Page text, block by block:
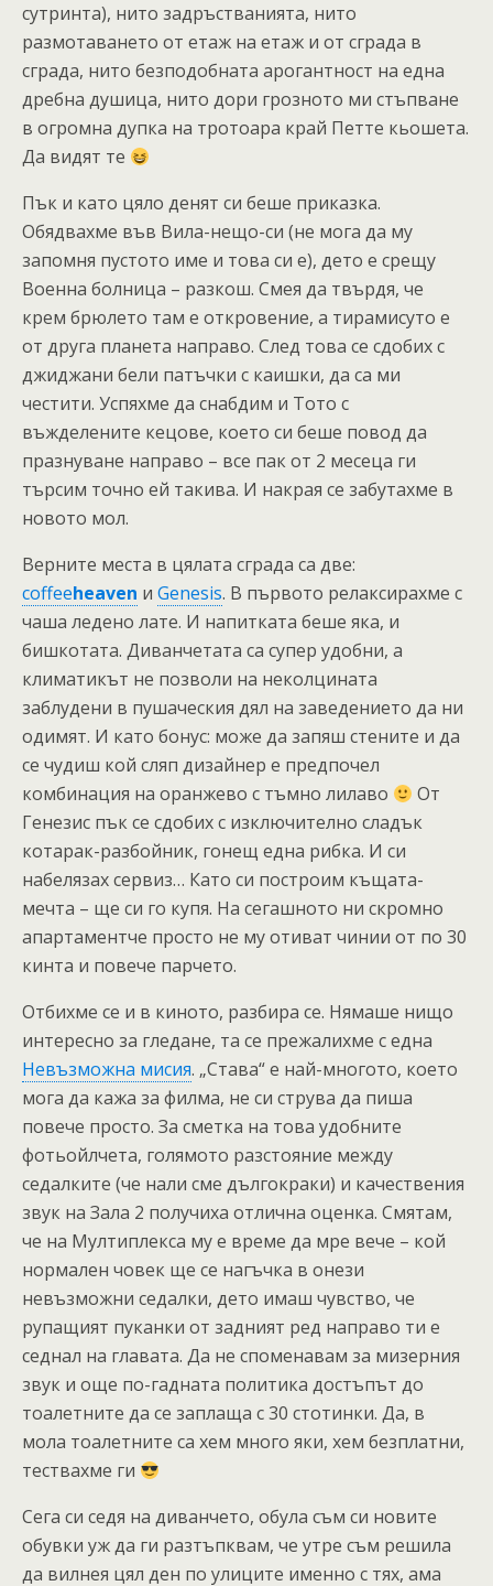
сутринта), нито задръстванията, нито
размотаването от етаж на етаж и от сграда в
сграда, нито безподобната арогантност на една
дребна душица, нито дори грозното ми стъпване
в огромна дупка на тротоара край Петте кьошета.
Да видят те
Пък и като цяло денят си беше приказка.
Обядвахме във Вила-нещо-си (не мога да му
запомня пустото име и това си е), дето е срещу
Военна болница – разкош. Смея да твърдя, че
крем брюлето там е откровение, а тирамисуто е
от друга планета направо. След това се сдобих с
джиджани бели патъчки с каишки, да са ми
честити. Успяхме да снабдим и Тото с
въжделените кецове, което си беше повод да
празнуване направо – все пак от 2 месеца ги
търсим точно ей такива. И накрая се забутахме в
новото мол.
Верните места в цялата сграда са две:
coffeeheaven и Genesis. В първото релаксирахме с
чаша ледено лате. И напитката беше яка, и
бишкотата. Диванчетата са супер удобни, а
климатикът не позволи на неколцината
заблудени в пушаческия дял на заведението да ни
одимят. И като бонус: може да запяш стените и да
се чудиш кой сляп дизайнер е предпочел
комбинация на оранжево с тъмно лилаво
От
Генезис пък се сдобих с изключително сладък
котарак-разбойник, гонещ една рибка. И си
набелязах сервиз… Като си построим къщата-
мечта – ще си го купя. На сегашното ни скромно
апартаментче просто не му отиват чинии от по 30
кинта и повече парчето.
Отбихме се и в киното, разбира се. Нямаше нищо
интересно за гледане, та се прежалихме с една
Невъзможна мисия. „Става“ е най-многото, което
мога да кажа за филма, не си струва да пиша
повече просто. За сметка на това удобните
фотьойлчета, голямото разстояние между
седалките (че нали сме дългокраки) и качествения
звук на Зала 2 получиха отлична оценка. Смятам,
че на Мултиплекса му е време да мре вече – кой
нормален човек ще се нагъчка в онези
невъзможни седалки, дето имаш чувство, че
рупащият пуканки от задният ред направо ти е
седнал на главата. Да не споменавам за мизерния
звук и още по-гадната политика достъпът до
тоалетните да се заплаща с 30 стотинки. Да, в
мола тоалетните са хем много яки, хем безплатни,
тествахме ги
Сега си седя на диванчето, обула съм си новите
обувки уж да ги разтъпквам, че утре съм решила
да вилнея цял ден по улиците именно с тях, ама